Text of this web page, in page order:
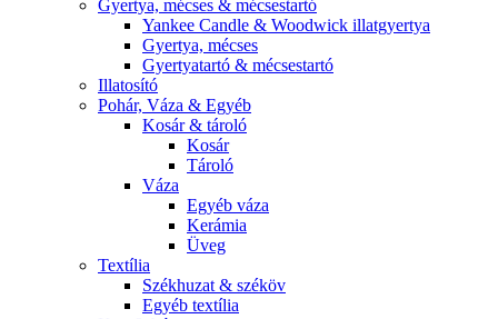
Gyertya, mécses & mécsestartó
Yankee Candle & Woodwick illatgyertya
Gyertya, mécses
Gyertyatartó & mécsestartó
Illatosító
Pohár, Váza & Egyéb
Kosár & tároló
Kosár
Tároló
Váza
Egyéb váza
Kerámia
Üveg
Textília
Székhuzat & széköv
Egyéb textília